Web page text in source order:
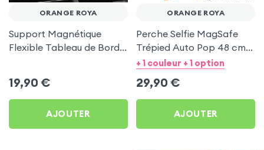
ORANGE ROYA
Support Magnétique
Flexible Tableau de Bord
19,90 €
AJOUTER
ORANGE ROYA
Perche Selfie MagSafe
Trépied Auto Pop 48 cm
Blanc pour Orange Roya
+ 1 couleur + 1 option
29,90 €
AJOUTER